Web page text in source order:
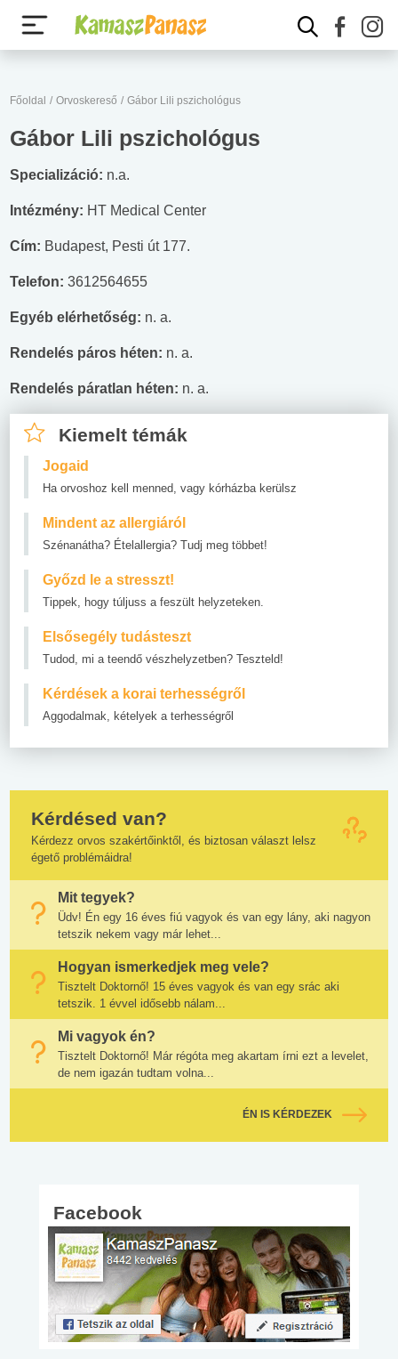
Főoldal / Orvoskereső / Gábor Lili pszichológus
Gábor Lili pszichológus
Specializáció: n.a.
Intézmény: HT Medical Center
Cím: Budapest, Pesti út 177.
Telefon: 3612564655
Egyéb elérhetőség: n. a.
Rendelés páros héten: n. a.
Rendelés páratlan héten: n. a.
Kiemelt témák
Jogaid
Ha orvoshoz kell menned, vagy kórházba kerülsz
Mindent az allergiáról
Szénanátha? Ételallergia? Tudj meg többet!
Győzd le a stresszt!
Tippek, hogy túljuss a feszült helyzeteken.
Elsősegély tudásteszt
Tudod, mi a teendő vészhelyzetben? Teszteld!
Kérdések a korai terhességről
Aggodalmak, kételyek a terhességről
Kérdésed van?
Kérdezz orvos szakértőinktől, és biztosan választ lelsz
égető problémáidra!
Mit tegyek?
Üdv! Én egy 16 éves fiú vagyok és van egy lány, aki nagyon
tetszik nekem vagy már lehet...
Hogyan ismerkedjek meg vele?
Tisztelt Doktornő! 15 éves vagyok és van egy srác aki
tetszik. 1 évvel idősebb nálam...
Mi vagyok én?
Tisztelt Doktornő! Már régóta meg akartam írni ezt a levelet,
de nem igazán tudtam volna...
ÉN IS KÉRDEZEK
Facebook